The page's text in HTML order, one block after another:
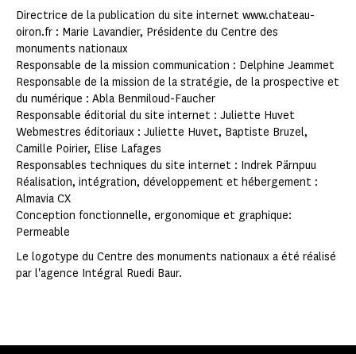
Directrice de la publication du site internet www.chateau-
oiron.fr : Marie Lavandier, Présidente du Centre des
monuments nationaux
Responsable de la mission communication : Delphine Jeammet
Responsable de la mission de la stratégie, de la prospective et
du numérique : Abla Benmiloud-Faucher
Responsable éditorial du site internet : Juliette Huvet
Webmestres éditoriaux : Juliette Huvet, Baptiste Bruzel,
Camille Poirier, Elise Lafages
Responsables techniques du site internet : Indrek Pärnpuu
Réalisation, intégration, développement et hébergement :
Almavia CX
Conception fonctionnelle, ergonomique et graphique:
Permeable
Le logotype du Centre des monuments nationaux a été réalisé
par l'agence Intégral Ruedi Baur.